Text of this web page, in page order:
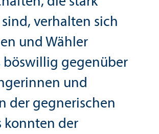
verhalten sich
und Wähler
böswillig gegenüber
und
der gegnerischen
konnten der